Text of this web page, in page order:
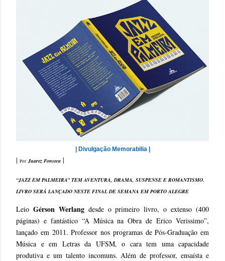
| Divulgação Memorabilia |
| Por Juarez Fonseca |
“JAZZ EM PALMEIRA” TEM AVENTURA, DRAMA, SUSPENSE E ROMANTISMO.
LIVRO SERÁ LANÇADO NESTE FINAL DE SEMANA EM PORTO ALEGRE
Leio Gérson Werlangdesde o primeiro livro, o extenso (400
páginas) e fantástico “A Música na Obra de Erico Verissimo”,
lançado em 2011. Professor nos programas de Pós-Graduação em
Música e em Letras da UFSM, o cara tem uma capacidade
produtiva e um talento incomuns. Além de professor, ensaísta e